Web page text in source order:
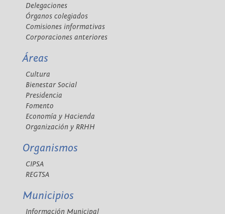
Delegaciones
Órganos colegiados
Comisiones informativas
Corporaciones anteriores
Áreas
Cultura
Bienestar Social
Presidencia
Fomento
Economía y Hacienda
Organización y RRHH
Organismos
CIPSA
REGTSA
Municipios
Información Municipal